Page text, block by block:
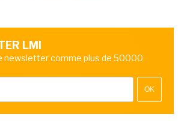
LMI
newsletter comme plus de 50000
OK